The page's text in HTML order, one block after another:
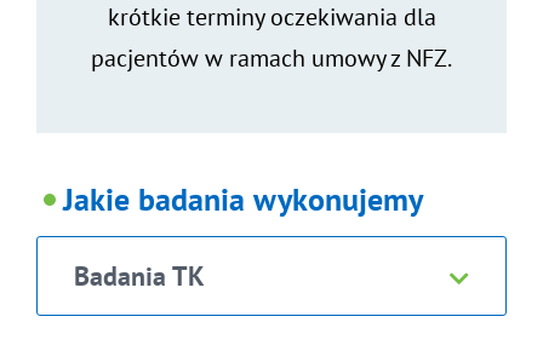
krótkie terminy oczekiwania dla
pacjentów w ramach umowy z NFZ.
Jakie badania wykonujemy
Badania TK